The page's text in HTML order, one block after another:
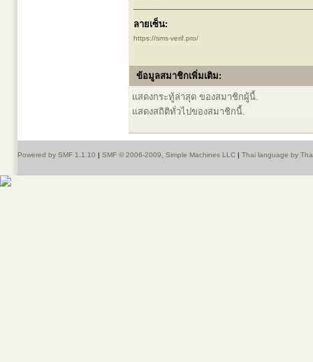
ลายเซ็น:
https://sms-verif.pro/
ข้อมูลสมาชิกเพิ่มเติม:
แสดงกระทู้ล่าสุด ของสมาชิกผู้นี้.
แสดงสถิติทั่วไปของสมาชิกนี้.
Powered by SMF 1.1.10 | SMF © 2006-2009, Simple Machines LLC | Thai language by